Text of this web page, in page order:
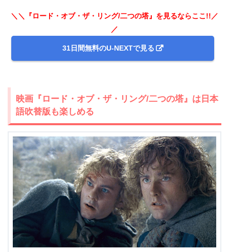
＼＼31日間無料!!お試し解約もOK／／
今すぐ無料でU-NEXTで見る
＼＼『ロード・オブ・ザ・リング/二つの塔』を見るならここ!!／
／
31日間無料のU-NEXTで見る
映画『ロード・オブ・ザ・リング/二つの塔』は日本
語吹替版も楽しめる